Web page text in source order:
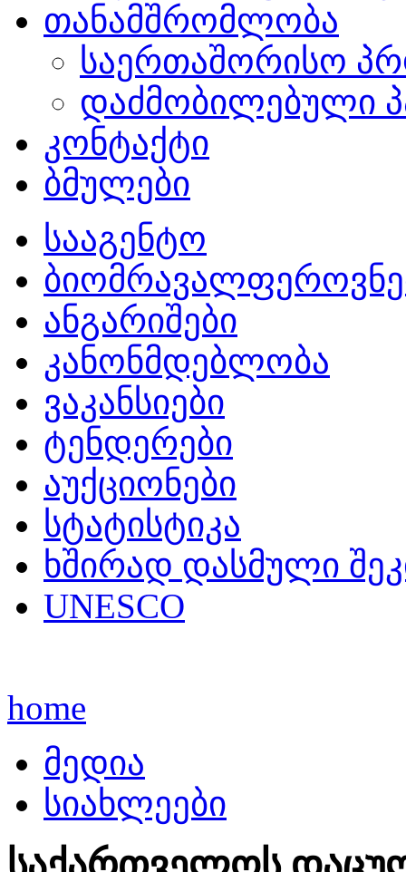
თანამშრომლობა
საერთაშორისო
დაძმობილებული
კონტაქტი
ბმულები
სააგენტო
ანგარიშები
კანონმდებლობა
ვაკანსიები
ტენდერები
აუქციონები
სტატისტიკა
ხშირად დასმული
UNESCO
home
მედია
სიახლეები